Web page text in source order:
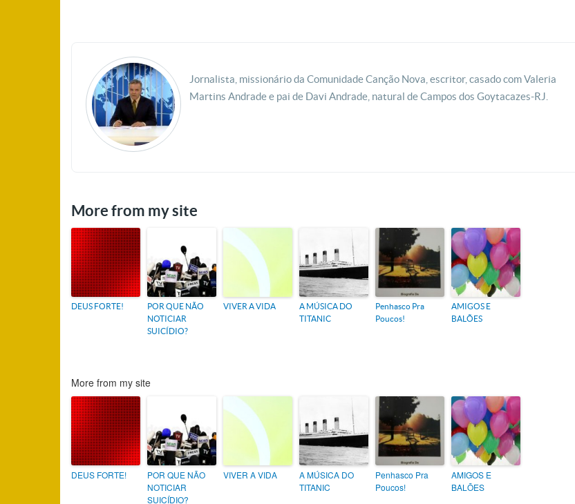
Jornalista, missionário da Comunidade Canção Nova, escritor, casado com Valeria
Martins Andrade e pai de Davi Andrade, natural de Campos dos Goytacazes-RJ.
More from my site
DEUS FORTE!
POR QUE NÃO
NOTICIAR
SUICÍDIO?
VIVER A VIDA
A MÚSICA DO
TITANIC
Penhasco Pra
Poucos!
AMIGOS E
BALÕES
More from my site
DEUS FORTE!
POR QUE NÃO
NOTICIAR
SUICÍDIO?
VIVER A VIDA
A MÚSICA DO
TITANIC
Penhasco Pra
Poucos!
AMIGOS E
BALÕES